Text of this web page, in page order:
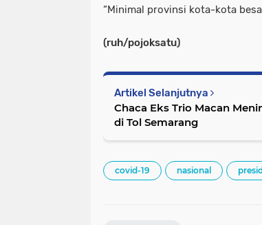
“Minimal provinsi kota-kota
(ruh/pojoksatu)
Artikel Selanjutnya
Chaca Eks Trio Macan
di Tol Semarang
covid-19 nasional